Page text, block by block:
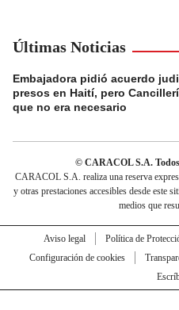
Últimas Noticias
Embajadora pidió acuerdo
presos en Haití, pero
que no era necesario
© CARACOL S.A. Todos
CARACOL S.A. realiza una reserva
y otras prestaciones accesibles desde este
medios que
Aviso legal Política de
Configuración de cookies